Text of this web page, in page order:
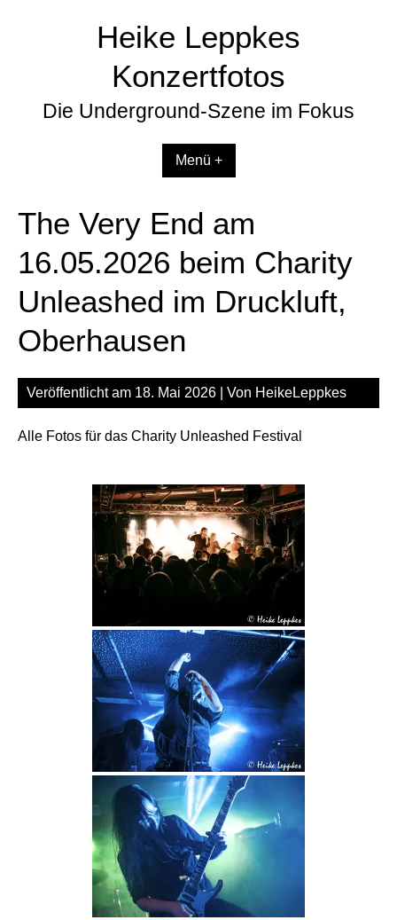
Heike Leppkes
Konzertfotos
Die Underground-Szene im Fokus
Menü +
The Very End am
16.05.2026 beim Charity
Unleashed im Druckluft,
Oberhausen
Veröffentlicht am 18. Mai 2026 | Von HeikeLeppkes
Alle Fotos für das Charity Unleashed Festival